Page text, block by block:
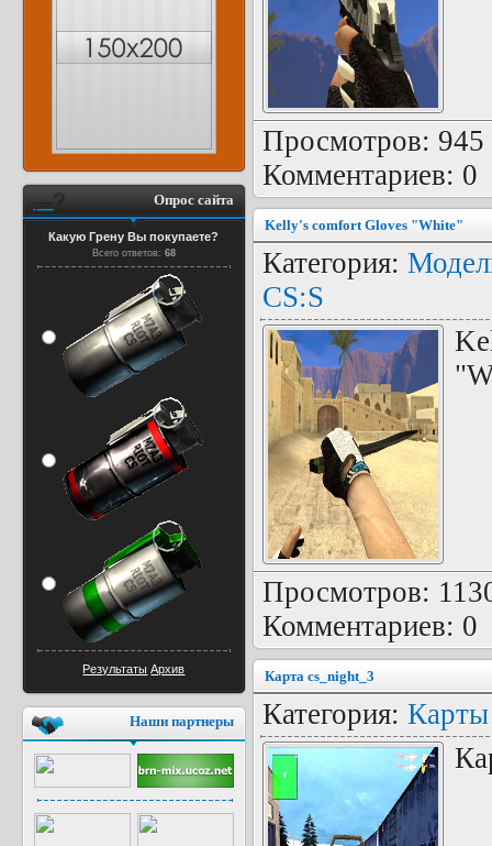
Опрос сайта
Какую Грену Вы покупаете?
Всего ответов: 68
Результаты Архив
Наши партнеры
Просмотров: 945
Комментариев: 0
Kelly's comfort Gloves "White"
Категория:
CS:S
Просмотров:
Комментариев: 0
Карта cs_night_3
Категория: